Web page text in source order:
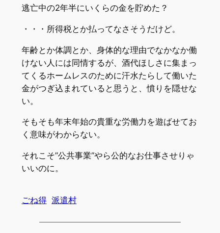
逃亡中の2年半にいくらの金を貯めた？
・・・所得税とか払ってなさそうだけど。
年齢とか体調とか、身体的な理由でなかなか働
けない人には同情するが、酒代ほしさに集まっ
てくるホームレスのために汗水たらして働いた
金がつぎ込まれていると思うと、憤りを隠せな
い。
そもそも年末年始の貴重な労働力を遊ばせてお
く意味がわからない。
それこそ”公共事業”やら公的なお仕事させりゃ
いいのに。
ごね得 派遣村